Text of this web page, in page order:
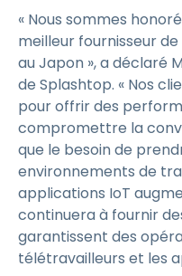
« Nous sommes
meilleur fournisseur
au Japon », a déclaré
de Splashtop. « Nos
pour offrir des
compromettre la
que le besoin de
environnements de
applications IoT
continuera à fournir
garantissent des
télétravailleurs et les